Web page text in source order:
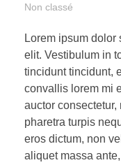
Non classé
Lorem ipsum dolor
elit. Vestibulum in
tincidunt tincidunt,
convallis lorem mi
auctor
pharetra turpis
eros dictum, non
aliquet massa